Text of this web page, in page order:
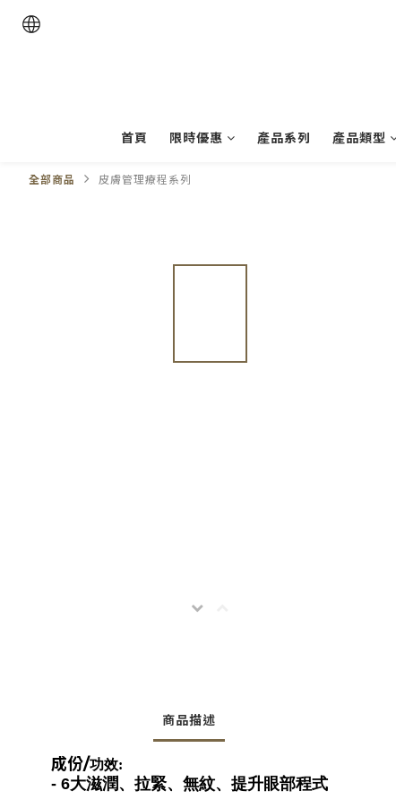
首頁 限時優惠 產品系列 產品類型
全部商品 皮膚管理療程系列
商品描述
成份/功效:
- 6大滋潤、拉緊、無紋、提升眼部程式